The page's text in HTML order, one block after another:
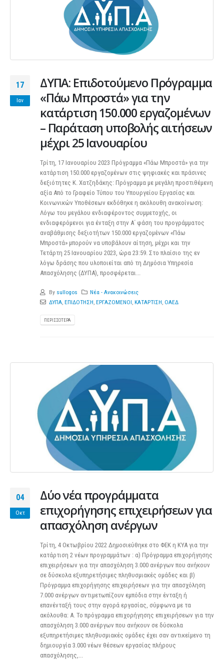
17
Ιαν
ΔΥΠΑ: Επιδοτούμενο Πρόγραμμα
«Πάω Μπροστά» για την
κατάρτιση 150.000 εργαζομένων
– Παράταση υποβολής αιτήσεων
μέχρι 25 Ιανουαρίου
Τρίτη, 17 Ιανουαρίου 2023 Πρόγραμμα «Πάω Μπροστά» για την
κατάρτιση 150.000 εργαζομένων στις ψηφιακές και πράσινες
δεξιότητες Κ. Χατζηδάκης: Πρόγραμμα με μεγάλη προστιθέμενη
αξία Από το Γραφείο Τύπου του Υπουργείου Εργασίας και
Κοινωνικών Υποθέσεων εκδόθηκε η ακόλουθη ανακοίνωση:
Λόγω του μεγάλου ενδιαφέροντος συμμετοχής, οι
ενδιαφερόμενοι για ένταξη στην Α΄ φάση του προγράμματος
αναβάθμισης δεξιοτήτων 150.000 εργαζομένων «Πάω
Μπροστά» μπορούν να υποβάλουν αίτηση, μέχρι και την
Τετάρτη 25 Ιανουαρίου 2023, ώρα 23:59. Στο πλαίσιο της εν
λόγω δράσης που υλοποιείται από τη Δημόσια Υπηρεσία
Απασχόλησης (ΔΥΠΑ), προσφέρεται...
By sullogos
Νέα - Ανακοινώσεις
ΔΥΠΑ, ΕΠΙΔΟΤΗΣΗ, ΕΡΓΑΖΟΜΕΝΟΙ, ΚΑΤΑΡΤΙΣΗ, ΟΑΕΔ
ΠΕΡΙΣΣΌΤΕΡΑ
04
Οκτ
Δύο νέα προγράμματα
επιχορήγησης επιχειρήσεων για
απασχόληση ανέργων
Τρίτη, 4 Οκτωβρίου 2022 Δημοσιεύθηκε στο ΦΕΚ η ΚΥΑ για την
κατάρτιση 2 νέων προγραμμάτων : α) Πρόγραμμα επιχορήγησης
επιχειρήσεων για την απασχόληση 3.000 ανέργων που ανήκουν
σε δύσκολα εξυπηρετήσιμες πληθυσμιακές ομάδες και β)
Πρόγραμμα επιχορήγησης επιχειρήσεων για την απασχόληση
7.000 ανέργων αντιμετωπίζουν εμπόδια στην ένταξη ή
επανένταξή τους στην αγορά εργασίας, σύμφωνα με τα
ακόλουθα: Α. Το πρόγραμμα επιχορήγησης επιχειρήσεων για την
απασχόληση 3.000 ανέργων που ανήκουν σε δύσκολα
εξυπηρετήσιμες πληθυσμιακές ομάδες έχει σαν αντικείμενο τη
δημιουργία 3.000 νέων θέσεων εργασίας πλήρους
απασχόλησης,...